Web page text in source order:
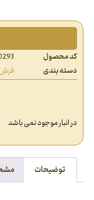
کد محصول
دسته بندی
فرش
در انبار موجود نمی باشد
توضیحات